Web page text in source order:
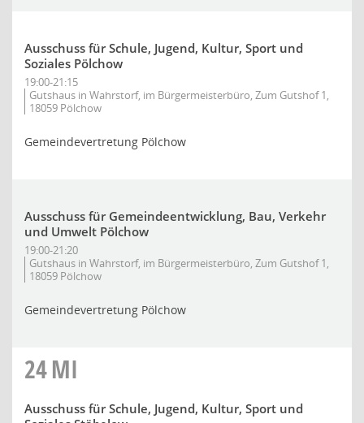
Ausschuss für Schule, Jugend, Kultur, Sport und
Soziales Pölchow
19:00-21:15
Gutshaus in Wahrstorf, im Bürgermeisterbüro, Zum Gutshof 1,
18059 Pölchow
Gemeindevertretung Pölchow
Ausschuss für Gemeindeentwicklung, Bau, Verkehr
und Umwelt Pölchow
19:00-21:20
Gutshaus in Wahrstorf, im Bürgermeisterbüro, Zum Gutshof 1,
18059 Pölchow
Gemeindevertretung Pölchow
24MI
Ausschuss für Schule, Jugend, Kultur, Sport und